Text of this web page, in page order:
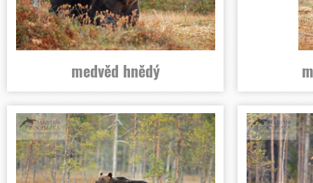
medvěd hnědý